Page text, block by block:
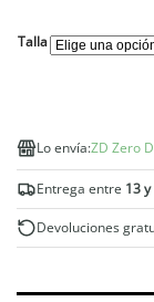
Talla
Lo envía:ZD Zero
Entrega entre 13
Devoluciones